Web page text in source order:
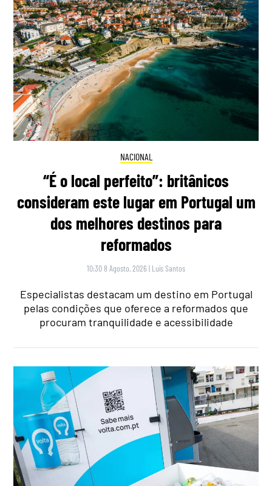
NACIONAL
“É o local perfeito”: britânicos
consideram este lugar em Portugal um
dos melhores destinos para
reformados
10:30 8 Agosto, 2026 | Luís Santos
Especialistas destacam um destino em Portugal
pelas condições que oferece a reformados que
procuram tranquilidade e acessibilidade